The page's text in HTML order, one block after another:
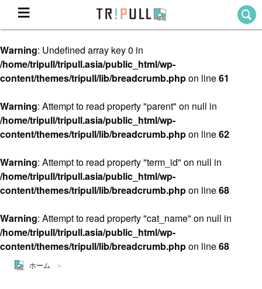
ホーム
Theme
テーマから探す
TRIPULLブログ
About
私たちについて
Warning: Undefined array key 0 in
/home/tripull/tripull.asia/public_html/wp-
content/themes/tripull/lib/breadcrumb.phpon line61
Warning: Attempt to read property "parent" on null in
/home/tripull/tripull.asia/public_html/wp-
content/themes/tripull/lib/breadcrumb.phpon line62
Warning: Attempt to read property "term_id" on null in
/home/tripull/tripull.asia/public_html/wp-
content/themes/tripull/lib/breadcrumb.phpon line68
Warning: Attempt to read property "cat_name" on null in
/home/tripull/tripull.asia/public_html/wp-
content/themes/tripull/lib/breadcrumb.phpon line68
ホーム